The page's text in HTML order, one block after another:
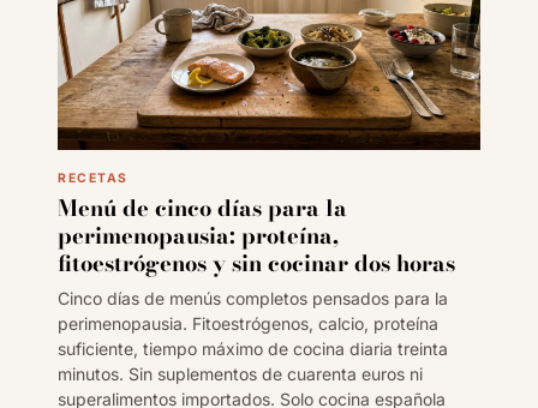
RECETAS
Menú de cinco días para la
perimenopausia: proteína,
fitoestrógenos y sin cocinar dos horas
Cinco días de menús completos pensados para la
perimenopausia. Fitoestrógenos, calcio, proteína
suficiente, tiempo máximo de cocina diaria treinta
minutos. Sin suplementos de cuarenta euros ni
superalimentos importados. Solo cocina española